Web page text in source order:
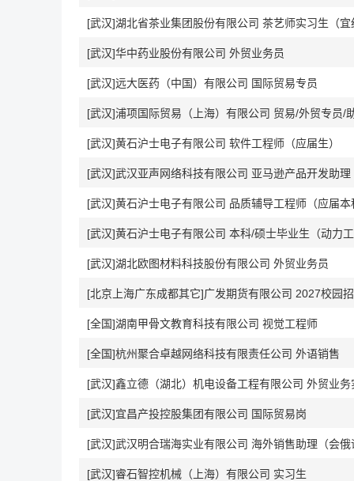
[武汉]湖北省茶业集团股份有限公司 茶艺师实习生（宜
[武汉]华中药业股份有限公司 外贸业务员
[武汉]远大医药（中国）有限公司 国际贸易专员
[武汉]浦项国际贸易（上海）有限公司 贸易/外贸专员/
[武汉]黄石沪士电子有限公司 软件工程师（应届生）
[武汉]武汉亚声网络科技有限公司 亚马逊产品开发助理
[武汉]黄石沪士电子有限公司 品质辅导工程师（应届本
[武汉]黄石沪士电子有限公司 本科/硕士毕业生（动力
[武汉]湖北欧图材料科技股份有限公司 外贸业务员
[北京上海广东成都其它]广发期货有限公司 2027校园
[全国]湖南甲骨文教育科技有限公司 视觉工程师
[全国]杭州聚合卓越网络科技有限责任公司 外语销售
[武汉]鑫立德（湖北）机电设备工程有限公司 外贸业务
[武汉]宜昌产投控股集团有限公司 国际贸易岗
[武汉]武汉明合瑞海实业有限公司 海外销售助理（会俄
[武汉]睿石智控机械（上海）有限公司 实习生